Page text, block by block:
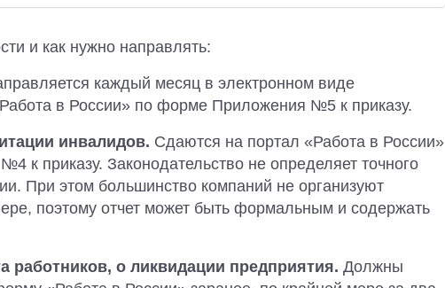
и как нужно направлять:
каждый месяц в электронном виде
в России» по форме Приложения №5 к приказу.
инвалидов. Сдаются на портал «Работа в России»
к приказу. Законодательство не определяет точного
При этом большинство компаний не организуют
поэтому отчет может быть формальным и содержать
работников, о ликвидации предприятия. Должны